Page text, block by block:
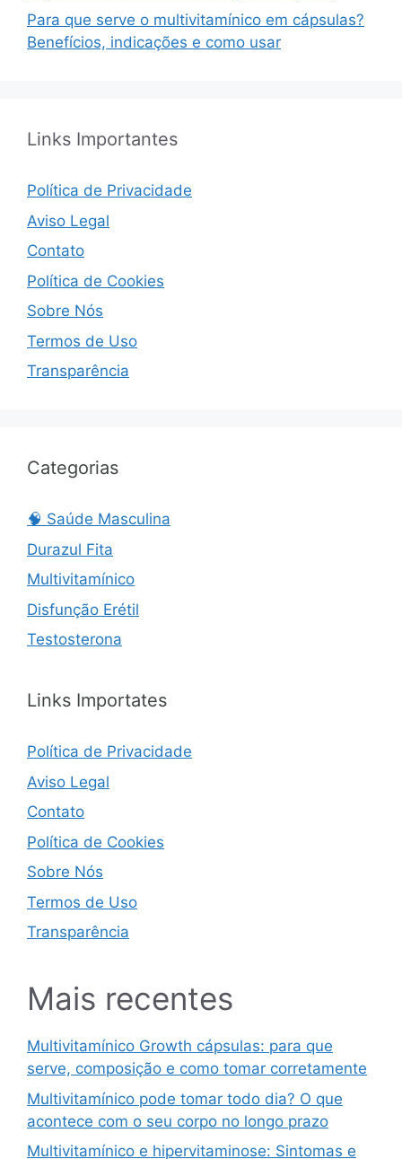
Para que serve o multivitamínico em cápsulas?
Benefícios, indicações e como usar
Links Importantes
Política de Privacidade
Aviso Legal
Contato
Política de Cookies
Sobre Nós
Termos de Uso
Transparência
Categorias
🧠 Saúde Masculina
Durazul Fita
Multivitamínico
Disfunção Erétil
Testosterona
Links Importates
Política de Privacidade
Aviso Legal
Contato
Política de Cookies
Sobre Nós
Termos de Uso
Transparência
Mais recentes
Multivitamínico Growth cápsulas: para que
serve, composição e como tomar corretamente
Multivitamínico pode tomar todo dia? O que
acontece com o seu corpo no longo prazo
Multivitamínico e hipervitaminose: Sintomas e